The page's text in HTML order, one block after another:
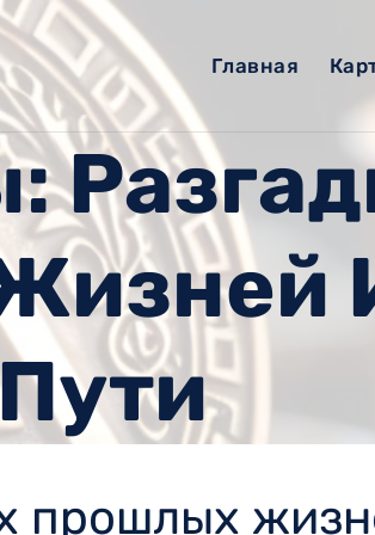
Главная
прошлых